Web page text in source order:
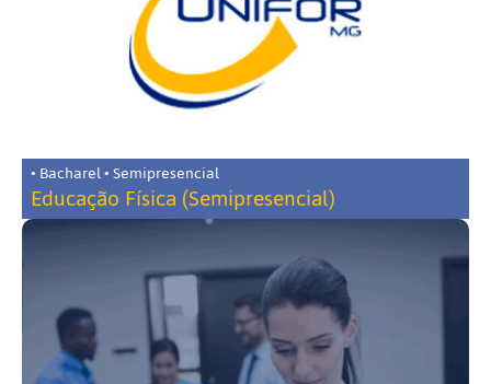
• Bacharel • Semipresencial
Educação Física (Semipresencial)